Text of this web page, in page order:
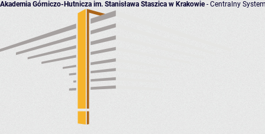
Akademia Górniczo-Hutnicza im. Stanisława Staszica w Krakowie- Centralny